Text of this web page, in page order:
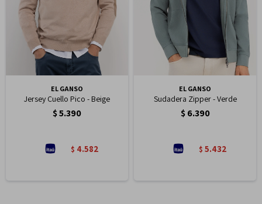
EL GANSO
Jersey Cuello Pico - Beige
$5.390
$ 4.582
EL GANSO
Sudadera Zipper - Verde
$ 6.390
$ 5.432